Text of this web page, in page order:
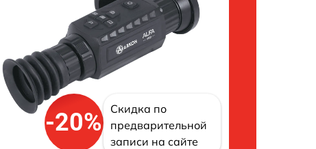
-20%
Скидка по
предварительной
записи на сайте